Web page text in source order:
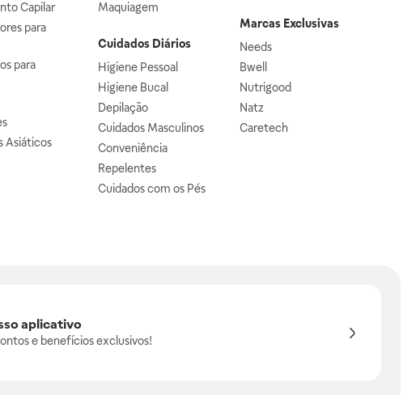
Capilar
para
para
Asiáticos
Maquiagem
Cuidados Diários
Higiene Pessoal
Higiene Bucal
Depilação
Cuidados Masculinos
Conveniência
Repelentes
Cuidados com os Pés
Marcas Exclusivas
Needs
Bwell
Nutrigood
Natz
Caretech
aplicativo
e benefícios exclusivos!